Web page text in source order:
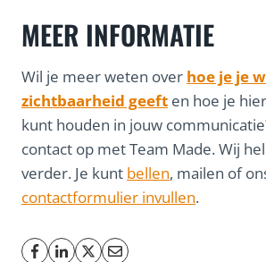
MEER INFORMATIE
Wil je meer weten over hoe je je
zichtbaarheid geeft en hoe je
kunt houden in jouw
contact op met Team Made. Wij
verder. Je kunt bellen, mailen of
contactformulier invullen.